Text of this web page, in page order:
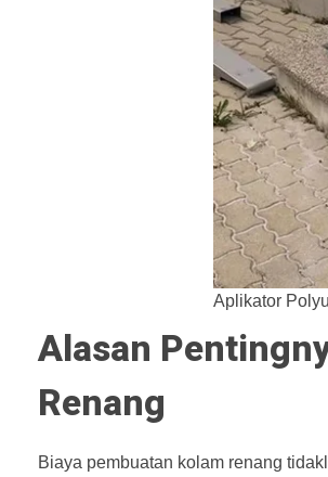
Aplikator
Alasan
Renang
Biaya pembuatan kolam renang